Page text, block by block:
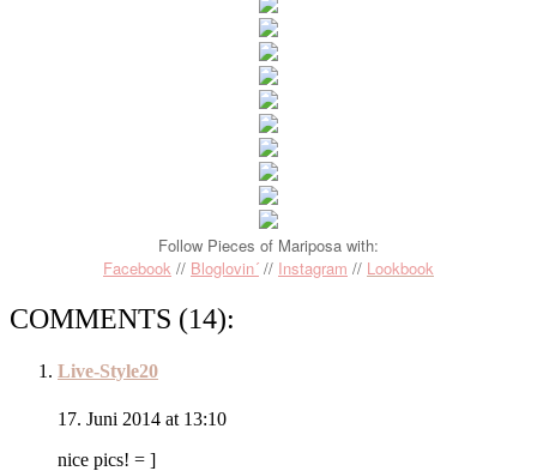
Follow Pieces of Mariposa with:
Facebook // Bloglovin´ // Instagram // Lookbook
COMMENTS (14):
Live-Style20
17. Juni 2014 at 13:10
nice pics! = ]